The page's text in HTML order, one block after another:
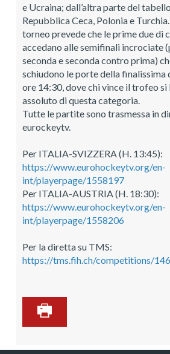
e Ucraina; dall’altra parte del
Repubblica Ceca, Polonia e
torneo prevede che le prime due di
accedano alle semifinali incrociate
seconda e seconda contro prima)
schiudono le porte della finalissima
ore 14:30, dove chi vince il trofeo si
assoluto di questa categoria.
Tutte le partite sono trasmessa in
eurockeytv.
Per ITALIA-SVIZZERA (H. 13:45):
https://www.eurohockeytv.org/en-
int/playerpage/1558197
Per ITALIA-AUSTRIA (H. 18:30):
https://www.eurohockeytv.org/en-
int/playerpage/1558206
Per la diretta su TMS:
https://tms.fih.ch/competitions/